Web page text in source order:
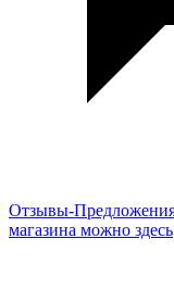
Отзывы-
магазина можно здесь